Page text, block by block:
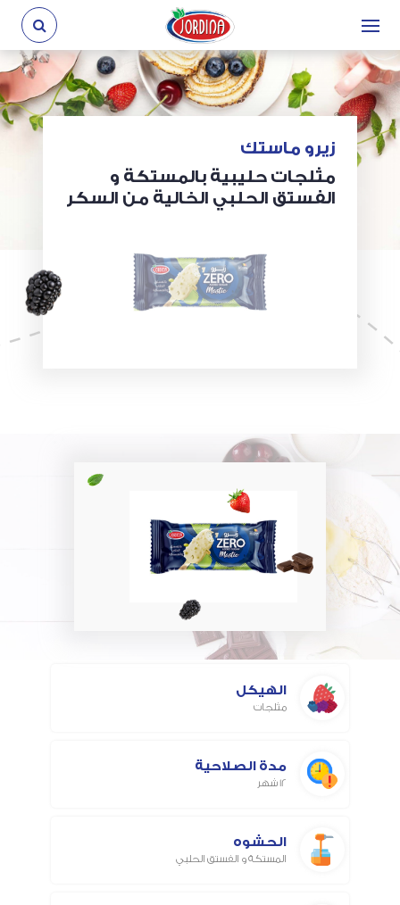
زيرو ماستك
مثلجات حليبية بالمستكة و
الفستق الحلبي الخالية من السكر
الهيكل
مثلجات
مدة الصلاحية
12 شهر
الحشوه
المستكة و الفستق الحلبي